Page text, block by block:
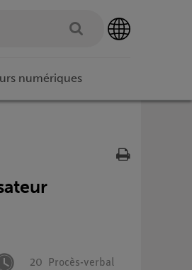
numériques
20 Procès-verbal